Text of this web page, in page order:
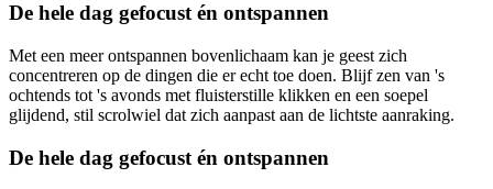
De hele dag gefocust én ontspannen
Met een meer ontspannen bovenlichaam kan je geest zich
concentreren op de dingen die er echt toe doen. Blijf zen van 's
ochtends tot 's avonds met fluisterstille klikken en een soepel
glijdend, stil scrolwiel dat zich aanpast aan de lichtste aanraking.
De hele dag gefocust én ontspannen